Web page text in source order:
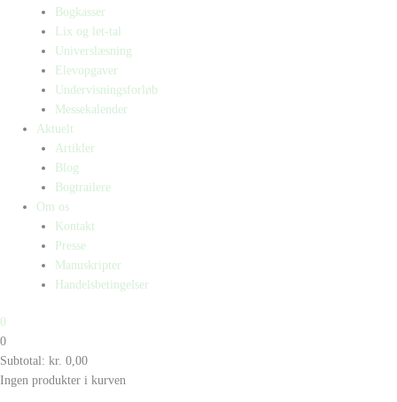
Bogkasser
Lix og let-tal
Universlæsning
Elevopgaver
Undervisningsforløb
Messekalender
Aktuelt
Artikler
Blog
Bogtrailere
Om os
Kontakt
Presse
Manuskripter
Handelsbetingelser
0
0
Subtotal: kr. 0,00
Ingen produkter i kurven